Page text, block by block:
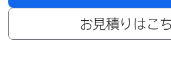
お見積りは​こ